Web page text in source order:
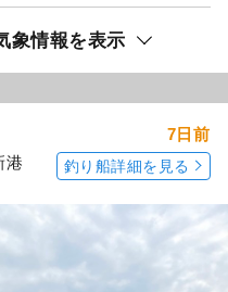
象情報を表示
港
7日前
釣り船詳細を見る